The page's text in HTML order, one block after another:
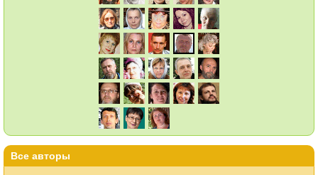
Все авторы